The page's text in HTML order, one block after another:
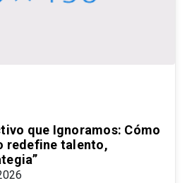
que Ignoramos: Cómo
redefine talento,